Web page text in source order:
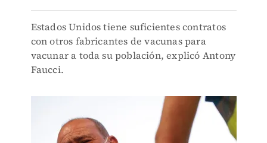
Estados Unidos tiene suficientes contratos
con otros fabricantes de vacunas para
vacunar a toda su población, explicó Antony
Faucci.